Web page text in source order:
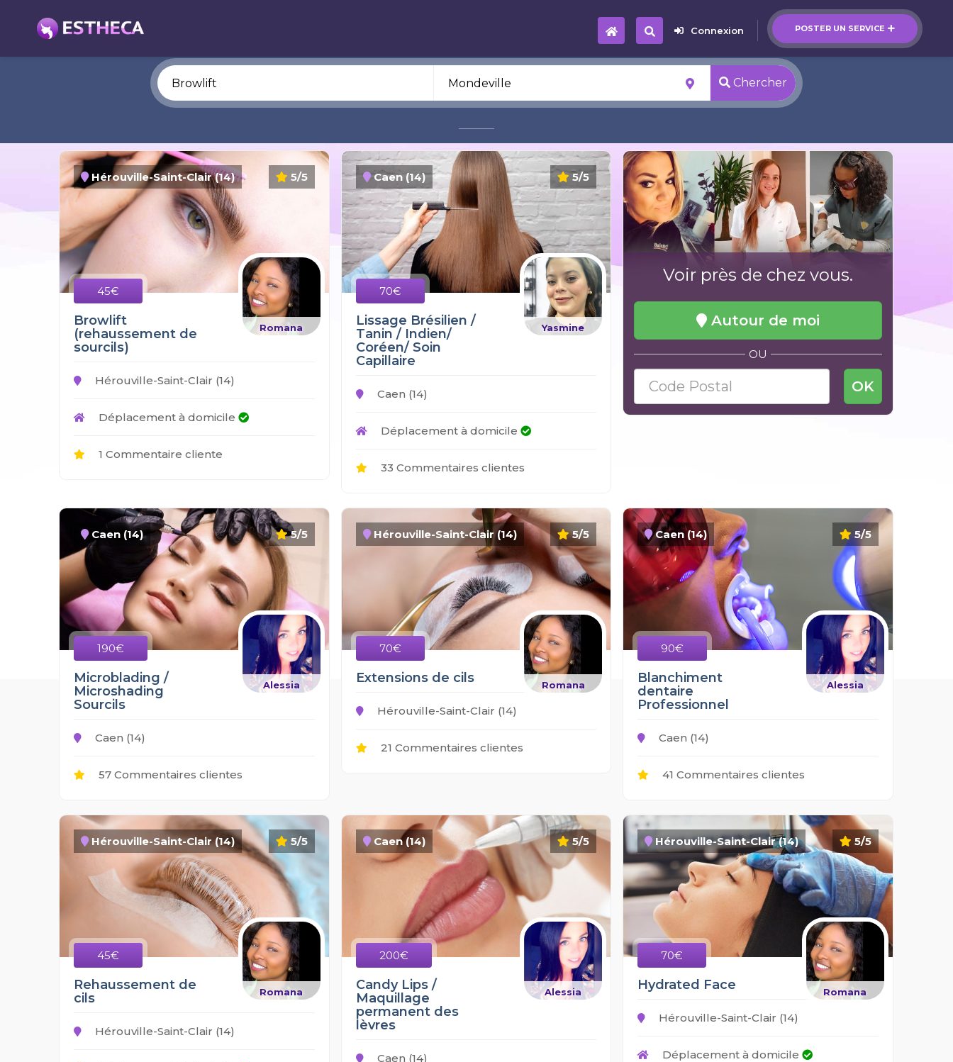
POSTER UN SERVICE
Connexion
Chercher
5/5
Hérouville-Saint-Clair (14)
45€
Romana
Browlift
(rehaussement de
sourcils)
Hérouville-Saint-Clair (14)
Déplacement à domicile
1 Commentaire cliente
5/5
Caen (14)
70€
Yasmine
Lissage Brésilien /
Tanin / Indien/
Coréen/ Soin
Capillaire
Caen (14)
Déplacement à domicile
33 Commentaires clientes
Voir près de chez vous.
Autour de moi
OU
OK
5/5
Caen (14)
190€
Alessia
Microblading /
Microshading
Sourcils
Caen (14)
57 Commentaires clientes
5/5
Hérouville-Saint-Clair (14)
70€
Romana
Extensions de cils
Hérouville-Saint-Clair (14)
21 Commentaires clientes
5/5
Caen (14)
90€
Alessia
Blanchiment
dentaire
Professionnel
Caen (14)
41 Commentaires clientes
5/5
Hérouville-Saint-Clair (14)
45€
Romana
Rehaussement de
cils
Hérouville-Saint-Clair (14)
5/5
Caen (14)
200€
Alessia
Candy Lips /
Maquillage
permanent des
lèvres
Caen (14)
5/5
Hérouville-Saint-Clair (14)
70€
Romana
Hydrated Face
Hérouville-Saint-Clair (14)
Déplacement à domicile